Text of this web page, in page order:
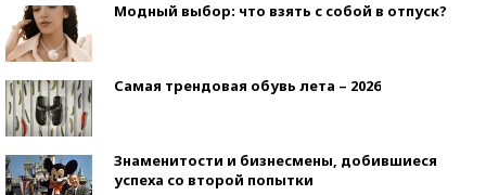
Модный выбор: что взять с собой в отпуск?
Самая трендовая обувь лета – 2026
Знаменитости и бизнесмены, добившиеся
успеха со второй попытки